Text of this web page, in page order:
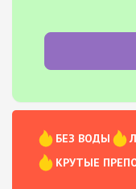
БЕЗ ВОДЫ
КРУТЫЕ